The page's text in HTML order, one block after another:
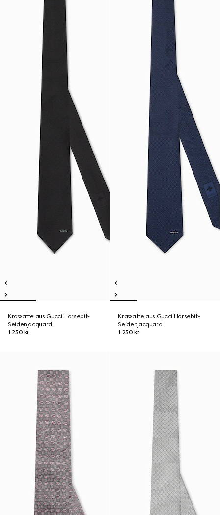
Krawatte aus Gucci Horsebit-
Seidenjacquard
1.250 kr.
Krawatte aus Gucci Horsebit-
Seidenjacquard
1.250 kr.